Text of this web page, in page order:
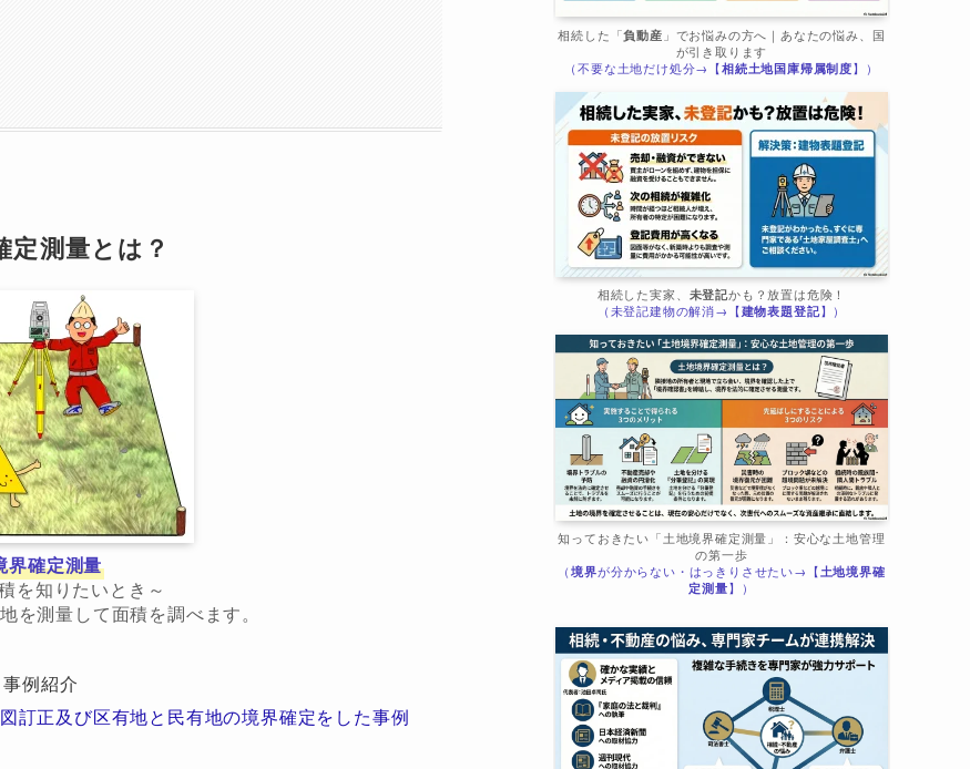
定測量とは？
界確定測量
を知りたいとき～
を測量して面積を調べます。
事例紹介
正及び区有地と民有地の境界確定をした事例
相続した「負動産 」でお悩みの方へ｜あなたの悩み、国
が引き取ります
（不要な土地だけ処分→【相続土地国庫帰属制度】）
相続した実家、 未登記かも？放置は危険！
（未登記建物の解消→【建物表題登記】）
知っておきたい「土地境界確定測量」：安心な土地管理
の第一歩
（境界が分からない・はっきりさせたい→【土地境界確
定測量】）